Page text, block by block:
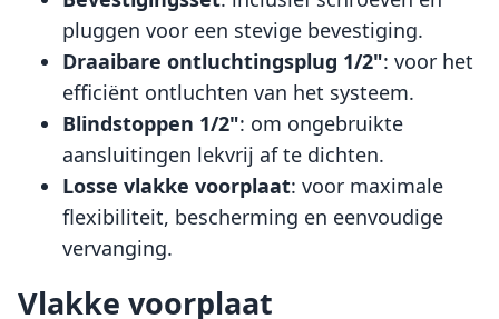
pluggen voor een stevige bevestiging.
Draaibare ontluchtingsplug 1/2": voor het
efficiënt ontluchten van het systeem.
Blindstoppen 1/2": om ongebruikte
aansluitingen lekvrij af te dichten.
Losse vlakke voorplaat: voor maximale
flexibiliteit, bescherming en eenvoudige
vervanging.
Vlakke voorplaat